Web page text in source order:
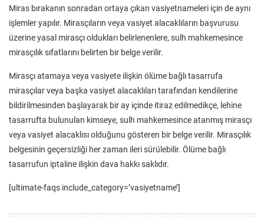
Miras bırakanın sonradan ortaya çıkan vasiyetnameleri için de aynı
işlemler yapılır. Mirasçıların veya vasiyet alacaklıların başvurusu
üzerine yasal mirasçı oldukları belirlenenlere, sulh mahkemesince
mirasçılık sıfatlarını belirten bir belge verilir.
Mirasçı atamaya veya vasiyete ilişkin ölüme bağlı tasarrufa
mirasçılar veya başka vasiyet alacaklıları tarafından kendilerine
bildirilmesinden başlayarak bir ay içinde itiraz edilmedikçe, lehine
tasarrufta bulunulan kimseye, sulh mahkemesince atanmış mirasçı
veya vasiyet alacaklısı olduğunu gösteren bir belge verilir. Mirasçılık
belgesinin geçersizliği her zaman ileri sürülebilir. Ölüme bağlı
tasarrufun iptaline ilişkin dava hakkı saklıdır.
[ultimate-faqs include_category=’vasiyetname’]